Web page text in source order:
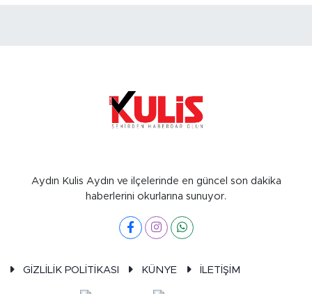
Aydın Kulis Aydın ve ilçelerinde en güncel son dakika
haberlerini okurlarına sunuyor.
GİZLİLİK POLİTİKASI KÜNYE İLETİŞİM